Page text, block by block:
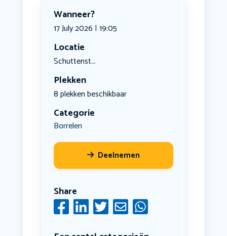
Wanneer?
17 July 2026 | 19:05
Locatie
Schuttenst...
Plekken
8 plekken beschikbaar
Categorie
Borrelen
Deelnemen
Share